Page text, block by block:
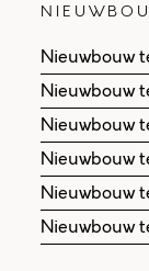
Nieuwbouw
Nieuwbouw
Nieuwbouw
Nieuwbouw
Nieuwbouw
Nieuwbouw